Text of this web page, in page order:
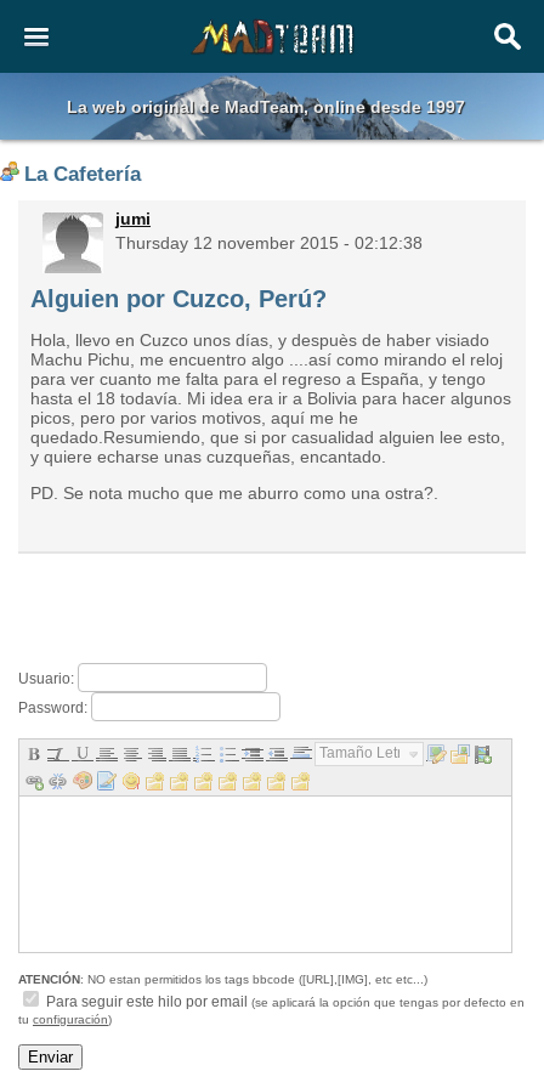
La web original de MadTeam, online desde 1997
La Cafetería
jumi
Thursday 12 november 2015 - 02:12:38
Alguien por Cuzco, Perú?
Hola, llevo en Cuzco unos días, y despuès de haber visiado
Machu Pichu, me encuentro algo ....así como mirando el reloj
para ver cuanto me falta para el regreso a España, y tengo
hasta el 18 todavía. Mi idea era ir a Bolivia para hacer algunos
picos, pero por varios motivos, aquí me he
quedado.Resumiendo, que si por casualidad alguien lee esto,
y quiere echarse unas cuzqueñas, encantado.
PD. Se nota mucho que me aburro como una ostra?.
Usuario:
Password:
Tamaño Letra...
ATENCIÓN: NO estan permitidos los tags bbcode ([URL],[IMG], etc etc...)
Para seguir este hilo por email
(se aplicará la opción que tengas por defecto en
tu configuración)